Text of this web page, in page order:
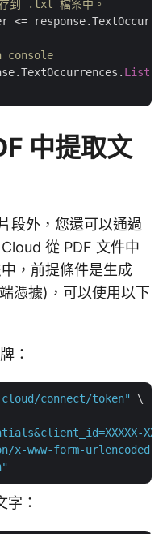
存到 .txt 檔案中。
<=
List
中提取文
段外，您還可以通過
從 PDF 文件中
，前提條件是生成
憑據)，可以使用以下
：
connect/token"
\
www-form-urlencoded"
字：